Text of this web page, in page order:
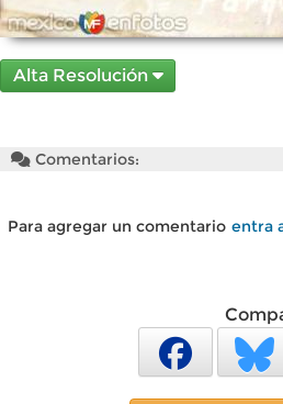
Alta Resolución
Comentarios:
Para agregar un comentario entra